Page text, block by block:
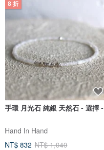
8 折
手環 月光石 純銀 天然石 - 選擇 -
Hand In Hand
NT$ 832 NT$ 1,040